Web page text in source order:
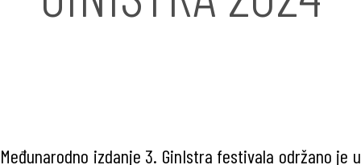
Međunarodno izdanje 3. GinIstra festivala održano je u